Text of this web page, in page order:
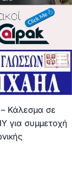
Κάλεσμα σε
για συμμετοχή